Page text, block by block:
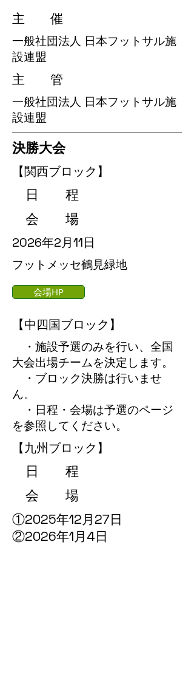
​主 催
一般社団法人 日本フットサル施
設連盟
​主 管
一般社団法人 日本フットサル施
設連盟
決勝大会
【関西ブロック】
日 程
会 場
2026年2月11日
フットメッセ鶴見緑地
会場HP
【中四国ブロック】
・施設予選のみを行い、全国
大会出場チームを決定します。
・ブロック決勝は行いませ
ん。
​ ・日程・会場は予選のページ
を参照してください。
【九州ブロック】
日 程
会 場
​①2025年12月27日
​②2026年1月4日